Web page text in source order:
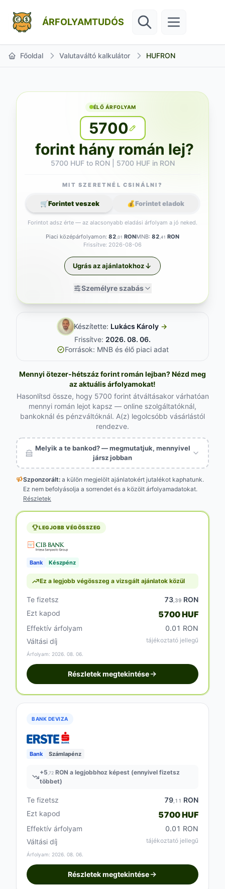
ÁRFOLYAMTUDÓS
Főoldal Valutaváltó kalkulátor HUFRON
ÉLŐ ÁRFOLYAM
5700
forint hány román lej?
5700 HUF to RON | 5700 HUF in RON
Piaci középárfolyamon: 82 ,01 RONMNB: 82 ,41 RON
Frissítve: 2026-08-06
Személyre szabás
MIT SZERETNÉL CSINÁLNI?
🛒Forintet veszek 💰Forintet eladok
Forintot adsz érte — az alacsonyabb eladási árfolyam a jó neked.
Ugrás az ajánlatokhoz
Készítette: Lukács Károly →
Frissítve: 2026. 08. 06.
Források: MNB és élő piaci adat
Mennyi ötezer-hétszáz forint román lejban? Nézd meg
az aktuális árfolyamokat!
Hasonlítsd össze, hogy 5700 forint átváltásakor várhatóan
mennyi román lejot kapsz — online szolgáltatóknál,
bankoknál és pénzváltóknál. A(z) legolcsóbb vásárlástól
rendezve.
Melyik a te bankod? — megmutatjuk, mennyivel
jársz jobban
Szponzorált: a külön megjelölt ajánlatokért jutalékot kaphatunk.
Ez nem befolyásolja a sorrendet és a közölt árfolyamadatokat.
Részletek
LEGJOBB VÉGÖSSZEG
Bank Készpénz
Ez a legjobb végösszeg a vizsgált ajánlatok közül
Te fizetsz 73 ,39 RON
Ezt kapod
5700 HUF
Effektív árfolyam
0.01 RON
Váltási díj
tájékoztató jellegű
Árfolyam: 2026. 08. 06.
Részletek megtekintése
BANK DEVIZA
Bank Számlapénz
+5 ,72 RON a legjobbhoz képest (ennyivel fizetsz
többet)
Te fizetsz 79 ,11 RON
Ezt kapod
5700 HUF
Effektív árfolyam
0.01 RON
Váltási díj
tájékoztató jellegű
Árfolyam: 2026. 08. 06.
Részletek megtekintése